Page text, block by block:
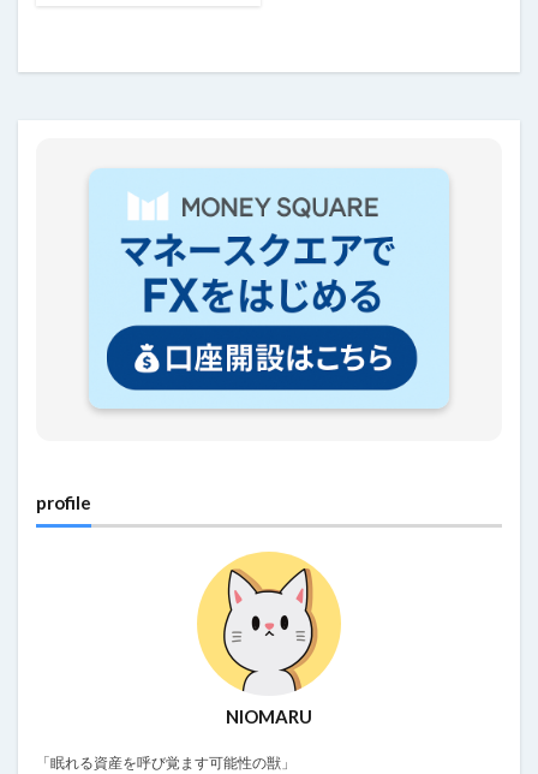
profile
NIOMARU
「眠れる資産を呼び覚ます可能性の獣」